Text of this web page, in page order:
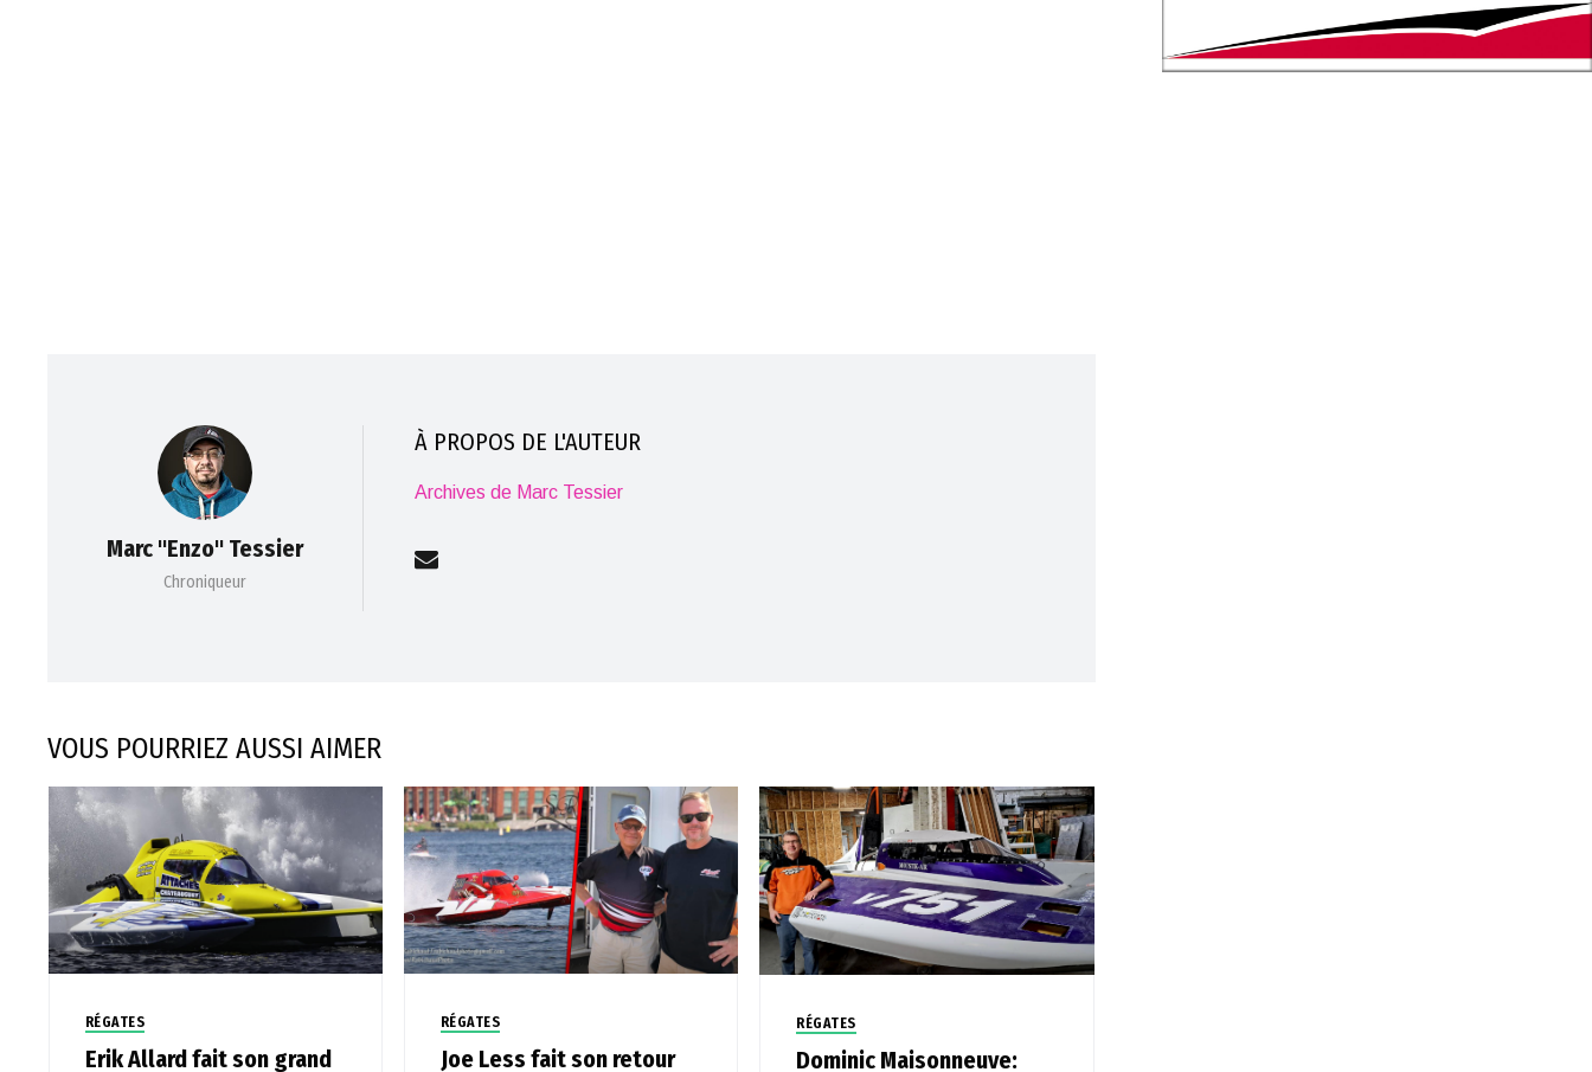
Marc "Enzo" Tessier
Chroniqueur
À PROPOS DE L'AUTEUR
Archives de Marc Tessier
VOUS POURRIEZ AUSSI AIMER
RÉGATES
Erik Allard fait son grand
RÉGATES
Joe Less fait son retour
RÉGATES
Dominic Maisonneuve: